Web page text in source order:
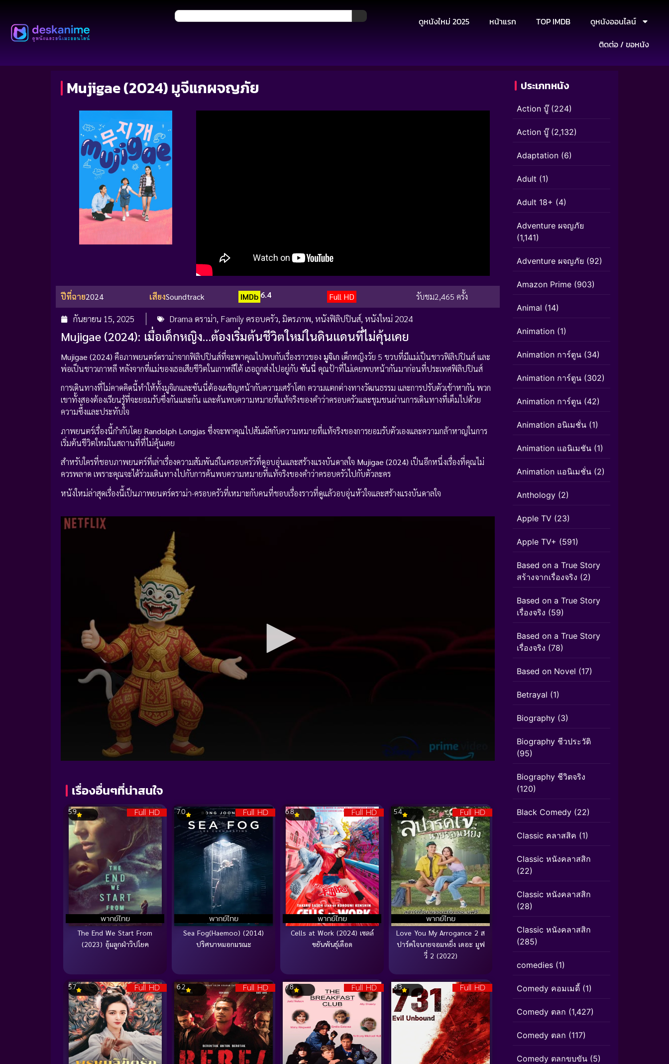
ดูหนังใหม่ 2025 หน้าแรก TOP IMDB
ดูหนังออนไลน์
ติดต่อ / ขอหนัง
Mujigae (2024) มูจีแกผจญภัย
ปีที่ฉาย2024 เสียงSoundtrack IMDb 6.4 Full HD รับชม2,465 ครั้ง
กันยายน 15, 2025 Drama ดราม่า, Family ครอบครัว, มิตรภาพ, หนังฟิลิปปินส์, หนังใหม่ 2024
Mujigae (2024): เมื่อเด็กหญิง…ต้องเริ่มต้นชีวิตใหม่ในดินแดนที่ไม่คุ้นเคย
Mujigae (2024) คือภาพยนตร์ดราม่าจากฟิลิปปินส์ที่จะพาคุณไปพบกับเรื่องราวของ มูจิเก เด็กหญิงวัย 5 ขวบที่มีแม่เป็นชาวฟิลิปปินส์ และ
พ่อเป็นชาวเกาหลี หลังจากที่แม่ของเธอเสียชีวิตในเกาหลีใต้ เธอถูกส่งไปอยู่กับ ซันนี่ คุณป้าที่ไม่เคยพบหน้ากันมาก่อนที่ประเทศฟิลิปปินส์
การเดินทางที่ไม่คาดคิดนี้ทำให้ทั้งมูจิเกและซันนี่ต้องเผชิญหน้ากับความเศร้าโศก ความแตกต่างทางวัฒนธรรม และการปรับตัวเข้าหากัน พวก
เขาทั้งสองต้องเรียนรู้ที่จะยอมรับซึ่งกันและกัน และค้นพบความหมายที่แท้จริงของคำว่าครอบครัวและชุมชนผ่านการเดินทางที่เต็มไปด้วย
ความซึ้งและประทับใจ
ภาพยนตร์เรื่องนี้กำกับโดย Randolph Longjas ซึ่งจะพาคุณไปสัมผัสกับความหมายที่แท้จริงของการยอมรับตัวเองและความกล้าหาญในการ
เริ่มต้นชีวิตใหม่ในสถานที่ที่ไม่คุ้นเคย
สำหรับใครที่ชอบภาพยนตร์ที่เล่าเรื่องความสัมพันธ์ในครอบครัวที่ดูอบอุ่นและสร้างแรงบันดาลใจ Mujigae (2024) เป็นอีกหนึ่งเรื่องที่คุณไม่
ควรพลาด เพราะคุณจะได้ร่วมเดินทางไปกับการค้นพบความหมายที่แท้จริงของคำว่าครอบครัวไปกับตัวละคร
หนังใหม่ล่าสุดเรื่องนี้เป็นภาพยนตร์ดราม่า-ครอบครัวที่เหมาะกับคนที่ชอบเรื่องราวที่ดูแล้วอบอุ่นหัวใจและสร้างแรงบันดาลใจ
เรื่องอื่นๆที่น่าสนใจ
Full HD
พากย์ไทย
5.9
The End We Start From
(2023) อุ้มลูกฝ่าวิปโยค
Full HD
พากย์ไทย
7.0
Sea Fog(Haemoo) (2014)
ปริศนาหมอกมรณะ
Full HD
พากย์ไทย
6.8
Cells at Work (2024) เซลล์
ขยันพันธุ์เดือด
Full HD
พากย์ไทย
5.4
Love You My Arrogance 2 ส
ปาร์คใจนายจอมหยิ่ง เดอะ มูฟ
วี่ 2 (2022)
Full HD
5.7 Full HD
6.2 Full HD
7.8 Full HD
3.3
ประเภทหนัง
Action บู๊(224)
Action บู๊(2,132)
Adaptation (6)
Adult (1)
Adult 18+ (4)
Adventure ผจญภัย
(1,141)
Adventure ผจญภัย (92)
Amazon Prime (903)
Animal (14)
Animation (1)
Animation การ์ตูน (34)
Animation การ์ตูน (302)
Animation การ์ตูน (42)
Animation อนิเมชั่น (1)
Animation แอนิเมชัน (1)
Animation แอนิเมชั่น (2)
Anthology (2)
Apple TV (23)
Apple TV+ (591)
Based on a True Story
สร้างจากเรื่องจริง (2)
Based on a True Story
เรื่องจริง (59)
Based on a True Story
เรื่องจริง (78)
Based on Novel (17)
Betrayal (1)
Biography (3)
Biography ชีวประวัติ
(95)
Biography ชีวิตจริง
(120)
Black Comedy (22)
Classic คลาสสิค (1)
Classic หนังคลาสสิก
(22)
Classic หนังคลาสสิก
(28)
Classic หนังคลาสสิก
(285)
comedies (1)
Comedy คอมเมดี้ (1)
Comedy ตลก (1,427)
Comedy ตลก (117)
Comedy ตลกขบขัน (5)